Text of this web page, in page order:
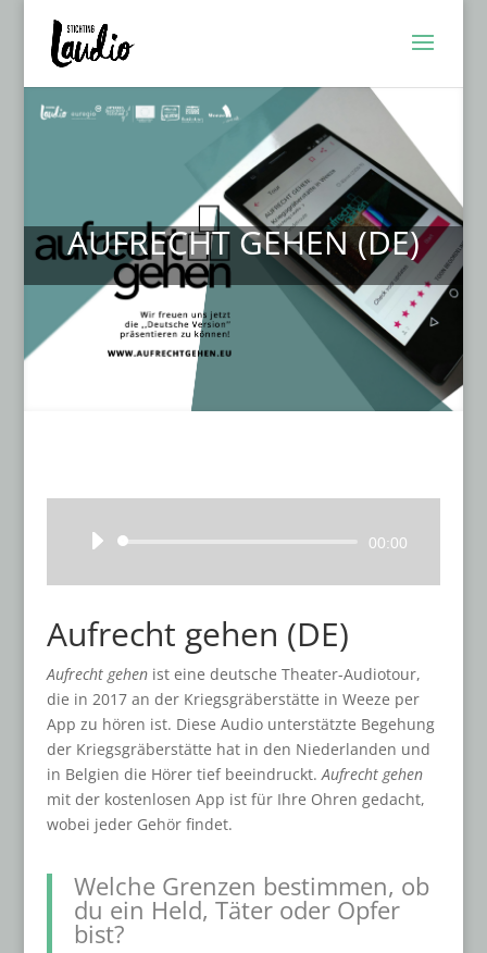
AUFRECHT GEHEN (DE)
00:00
Aufrecht gehen (DE)
Aufrecht gehenist eine deutsche Theater-Audiotour,
die in 2017 an der Kriegsgräberstätte in Weeze per
App zu hören ist. Diese Audio unterstätzte Begehung
der Kriegsgräberstätte hat in den Niederlanden und
in Belgien die Hörer tief beeindruckt.Aufrecht gehen
mit der kostenlosen App ist für Ihre Ohren gedacht,
wobei jeder Gehör findet.
Welche Grenzen bestimmen, ob
du ein Held, Täter oder Opfer
bist?